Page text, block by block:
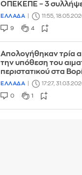
ΟΠΕΚΕΠΕ – 3
ΕΛΛΑΔΑ 11:55,
9 4
Απολογήθηκαν τρία
την υπόθεση του
περιστατικού στα
ΕΛΛΑΔΑ 17:27,
0 1